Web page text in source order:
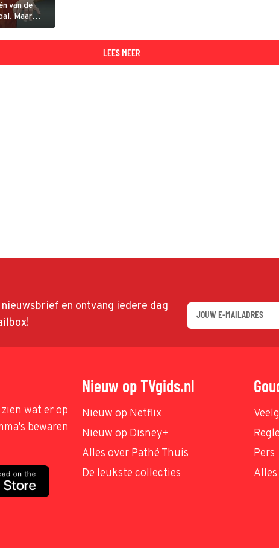
van de
Maar
bak? Dit is
LEES MEER
en ontvang iedere dag
wat er op
bewaren
Nieuw op TVgids.nl
Nieuw op Netflix
Nieuw op Disney+
Alles over Pathé Thuis
De leukste collecties
Pers